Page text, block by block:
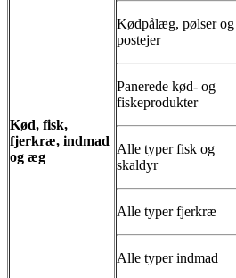
Kød, fisk,
fjerkræ, indmad
og æg
Kødpålæg, pølser og
postejer
Panerede kød- og
fiskeprodukter
Alle typer fisk og
skaldyr
Alle typer fjerkræ
Alle typer indmad